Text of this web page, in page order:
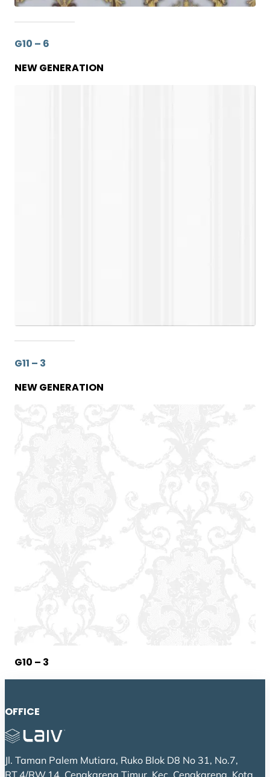
G10 – 6
NEW GENERATION
G11 – 3
NEW GENERATION
G10 – 3
OFFICE
Jl. Taman Palem Mutiara, Ruko Blok D8 No 31, No.7,
RT.4/RW.14, Cengkareng Timur, Kec. Cengkareng, Kota